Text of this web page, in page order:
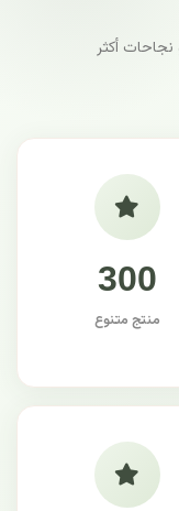
أكثر
300
منتج متنوع